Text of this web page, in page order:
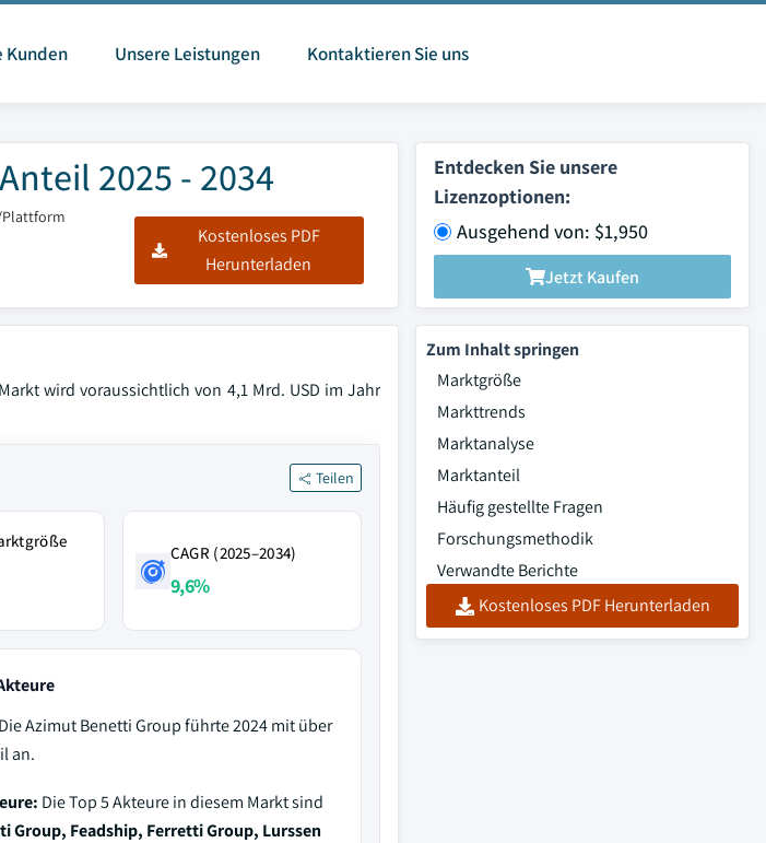
Kunden Unsere Leistungen Kontaktieren Sie uns
2025 - 2034
Plattform
Kostenloses PDF
Herunterladen
Entdecken Sie unsere
Lizenzoptionen:
Ausgehend von: $1,950
Jetzt Kaufen
wird voraussichtlich von 4,1 Mrd. USD im Jahr
Teilen
CAGR (2025–2034)
9,6%
Die Azimut Benetti Group führte 2024 mit über
an.
Die Top 5 Akteure in diesem Markt sind
Group, Feadship, Ferretti Group, Lurssen
Zum Inhalt springen
Marktgröße
Markttrends
Marktanalyse
Marktanteil
Häufig gestellte Fragen
Forschungsmethodik
Verwandte Berichte
Kostenloses PDF Herunterladen